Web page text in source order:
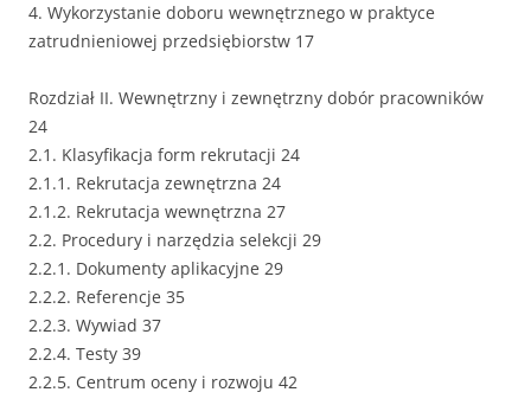
4. Wykorzystanie doboru wewnętrznego w praktyce
zatrudnieniowej przedsiębiorstw 17
Rozdział II. Wewnętrzny i zewnętrzny dobór pracowników
24
2.1. Klasyfikacja form rekrutacji 24
2.1.1. Rekrutacja zewnętrzna 24
2.1.2. Rekrutacja wewnętrzna 27
2.2. Procedury i narzędzia selekcji 29
2.2.1. Dokumenty aplikacyjne 29
2.2.2. Referencje 35
2.2.3. Wywiad 37
2.2.4. Testy 39
2.2.5. Centrum oceny i rozwoju 42